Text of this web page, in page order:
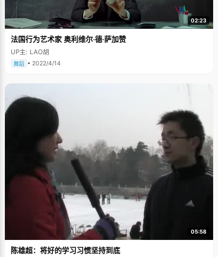
02:23
法国行为艺术家 奥利维尔·德·萨加赞
UP主: LAO胡
舞蹈 • 2022/4/14
05:58
陈雄超：将好的学习习惯坚持到底